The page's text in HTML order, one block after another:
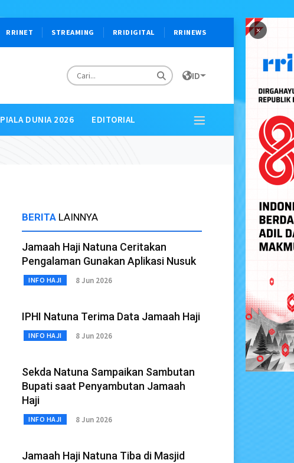
×
RRINET STREAMING RRIDIGITAL RRINEWS
ID
PIALA DUNIA 2026 EDITORIAL
BERITA LAINNYA
Jamaah Haji Natuna Ceritakan
Pengalaman Gunakan Aplikasi Nusuk
INFO HAJI 8 Jun 2026
IPHI Natuna Terima Data Jamaah Haji
INFO HAJI 8 Jun 2026
Sekda Natuna Sampaikan Sambutan
Bupati saat Penyambutan Jamaah
Haji
INFO HAJI 8 Jun 2026
Jamaah Haji Natuna Tiba di Masjid